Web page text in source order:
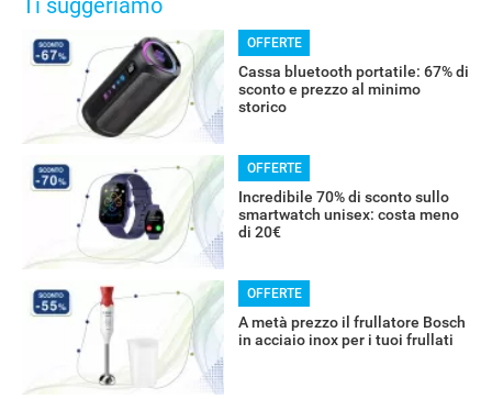
OFFERTE
Cassa bluetooth portatile: 67% di
sconto e prezzo al minimo
storico
OFFERTE
Incredibile 70% di sconto sullo
smartwatch unisex: costa meno
di 20€
OFFERTE
A metà prezzo il frullatore Bosch
in acciaio inox per i tuoi frullati